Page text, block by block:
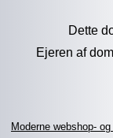
Dette
Ejeren af
Moderne webshop-